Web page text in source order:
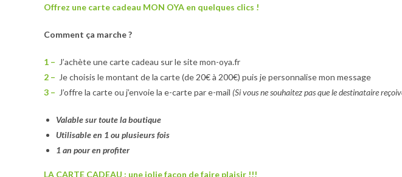
Offrez une carte cadeau MON OYA en quelques clics !
Comment ça marche ?
1 – J’achète une carte cadeau sur le site mon-oya.fr
2 – Je choisis le montant de la carte (de 20€ à 200€) puis je personnalise mon message
3 – J’offre la carte ou j’envoie la e-carte par e-mail (Si vous ne souhaitez pas que le destinataire
Valable sur toute la boutique
Utilisable en 1 ou plusieurs fois
1 an pour en profiter
LA CARTE CADEAU : une jolie façon de faire plaisir !!!